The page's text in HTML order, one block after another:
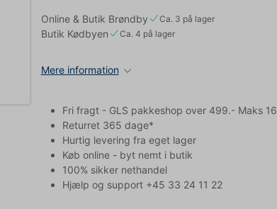
Online & Butik Brøndby Ca. 3 på lager
Butik Kødbyen Ca. 4 på lager
Mere information
Fri fragt - GLS pakkeshop over 499.- Maks
Returret 365 dage*
Hurtig levering fra eget lager
Køb online - byt nemt i butik
100% sikker nethandel
Hjælp og support +45 33 24 11 22